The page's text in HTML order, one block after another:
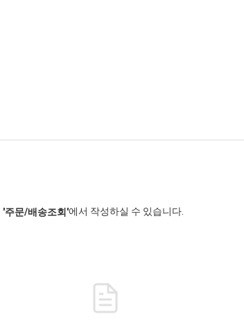
'주문/배송조회'에서 작성하실 수 있습니다.